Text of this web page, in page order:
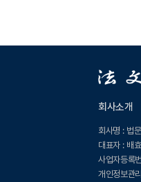
회사소개
회사명 : 법
대표자 : 배
사업자등록
개인정보관